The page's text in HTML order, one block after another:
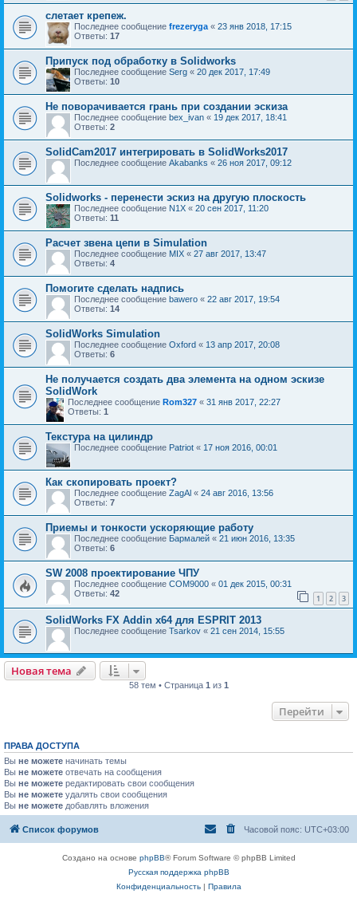
слетает крепеж.
Последнее сообщение frezeryga « 23 янв 2018, 17:15
Ответы: 17
Припуск под обработку в Solidworks
Последнее сообщение Serg « 20 дек 2017, 17:49
Ответы: 10
Не поворачивается грань при создании эскиза
Последнее сообщение bex_ivan « 19 дек 2017, 18:41
Ответы: 2
SolidCam2017 интегрировать в SolidWorks2017
Последнее сообщение Akabanks « 26 ноя 2017, 09:12
Solidworks - перенести эскиз на другую плоскость
Последнее сообщение N1X « 20 сен 2017, 11:20
Ответы: 11
Расчет звена цепи в Simulation
Последнее сообщение MIX « 27 авг 2017, 13:47
Ответы: 4
Помогите сделать надпись
Последнее сообщение bawero « 22 авг 2017, 19:54
Ответы: 14
SolidWorks Simulation
Последнее сообщение Oxford « 13 апр 2017, 20:08
Ответы: 6
Не получается создать два элемента на одном эскизе
SolidWork
Последнее сообщение Rom327 « 31 янв 2017, 22:27
Ответы: 1
Текстура на цилиндр
Последнее сообщение Patriot « 17 ноя 2016, 00:01
Как скопировать проект?
Последнее сообщение ZagAl « 24 авг 2016, 13:56
Ответы: 7
Приемы и тонкости ускоряющие работу
Последнее сообщение Бармалей « 21 июн 2016, 13:35
Ответы: 6
SW 2008 проектирование ЧПУ
Последнее сообщение COM9000 « 01 дек 2015, 00:31
Ответы: 42 1 2 3
SolidWorks FX Addin x64 для ESPRIT 2013
Последнее сообщение Tsarkov « 21 сен 2014, 15:55
Новая тема
58 тем • Страница 1 из 1
Перейти
ПРАВА ДОСТУПА
Вы не можете начинать темы
Вы не можете отвечать на сообщения
Вы не можете редактировать свои сообщения
Вы не можете удалять свои сообщения
Вы не можете добавлять вложения
Список форумов Часовой пояс: UTC+03:00
Создано на основе phpBB® Forum Software © phpBB Limited
Русская поддержка phpBB
Конфиденциальность| Правила